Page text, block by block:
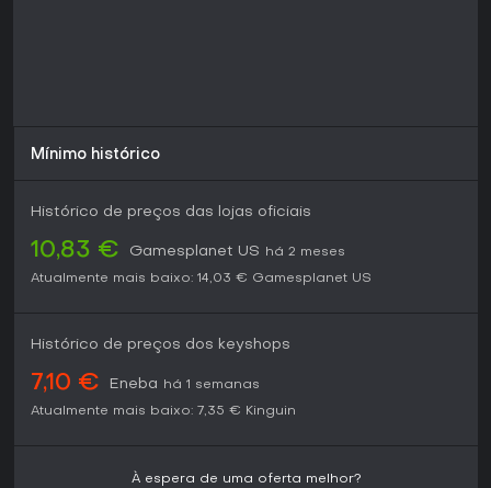
Mínimo histórico
Histórico de preços das lojas oficiais
10,83 € Gamesplanet US
há 2 meses
Atualmente mais baixo: 14,03 € Gamesplanet US
Histórico de preços dos keyshops
7,10 € Eneba
há 1 semanas
Atualmente mais baixo: 7,35 € Kinguin
À espera de uma oferta melhor?